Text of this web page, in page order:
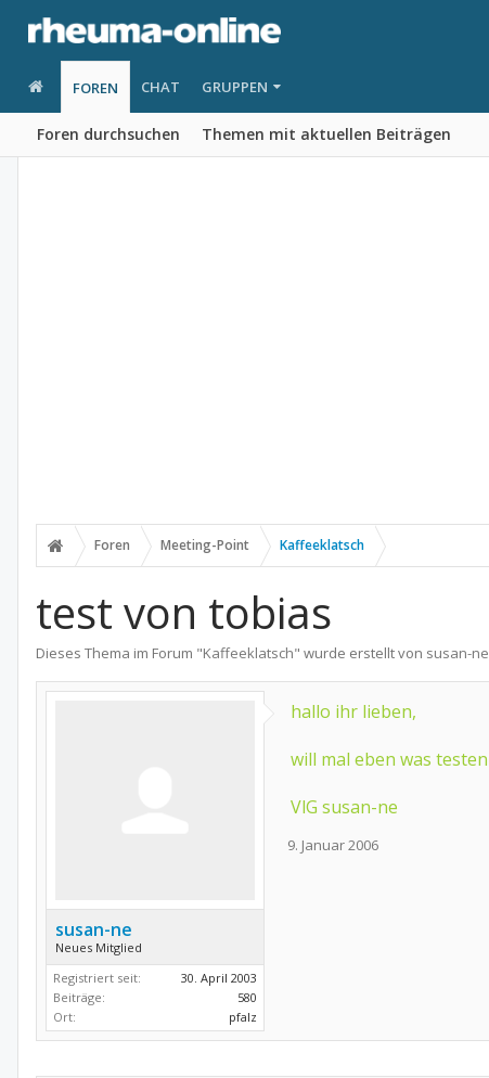
FOREN
Foren durchsuchen Themen mit aktuellen Beiträgen
CHAT GRUPPEN
Foren Meeting-Point Kaffeeklatsch
test von tobias
Dieses Thema im Forum "Kaffeeklatsch" wurde erstellt von susan-ne
susan-ne
Neues Mitglied
Registriert seit:
30. April 2003
Beiträge:
580
Ort:
pfalz
hallo ihr lieben,
will mal eben was testen
VlG susan-ne
9. Januar 2006